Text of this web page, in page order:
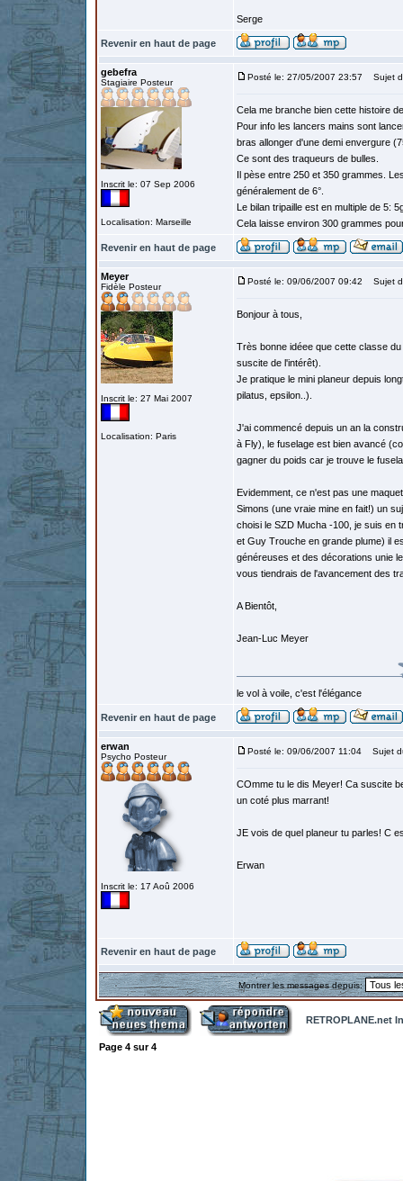
Serge
Revenir en haut de page
gebefra
Stagiaire Posteur
Inscrit le: 07 Sep 2006
Localisation: Marseille
Posté le: 27/05/2007 23:57 Sujet
Cela me branche bien cette histoire
Pour info les lancers mains sont
bras allonger d'une demi envergure
Ce sont des traqueurs de bulles.
Il pèse entre 250 et 350 grammes.
généralement de 6°.
Le bilan tripaille est en multiple de 5:
Cela laisse environ 300 grammes
Revenir en haut de page
Meyer
Fidèle Posteur
Inscrit le: 27 Mai 2007
Localisation: Paris
Posté le: 09/06/2007 09:42 Sujet
Bonjour à tous,
Très bonne idéee que cette classe
suscite de l'intérêt).
Je pratique le mini planeur depuis
pilatus, epsilon..).
J'ai commencé depuis un an la
à Fly), le fuselage est bien avancé
gagner du poids car je trouve le
Evidemment, ce n'est pas une
Simons (une vraie mine en fait!) un
choisi le SZD Mucha -100, je suis en
et Guy Trouche en grande plume) il
généreuses et des décorations unie
vous tiendrais de l'avancement des
A Bientôt,
Jean-Luc Meyer
le vol à voile, c'est l'élégance
Revenir en haut de page
erwan
Psycho Posteur
Inscrit le: 17 Aoû 2006
Posté le: 09/06/2007 11:04 Sujet
COmme tu le dis Meyer! Ca suscite
un coté plus marrant!
JE vois de quel planeur tu parles! C
Erwan
Revenir en haut de page
Montrer les messages depuis:
RETROPLANE.net
Page 4 sur4